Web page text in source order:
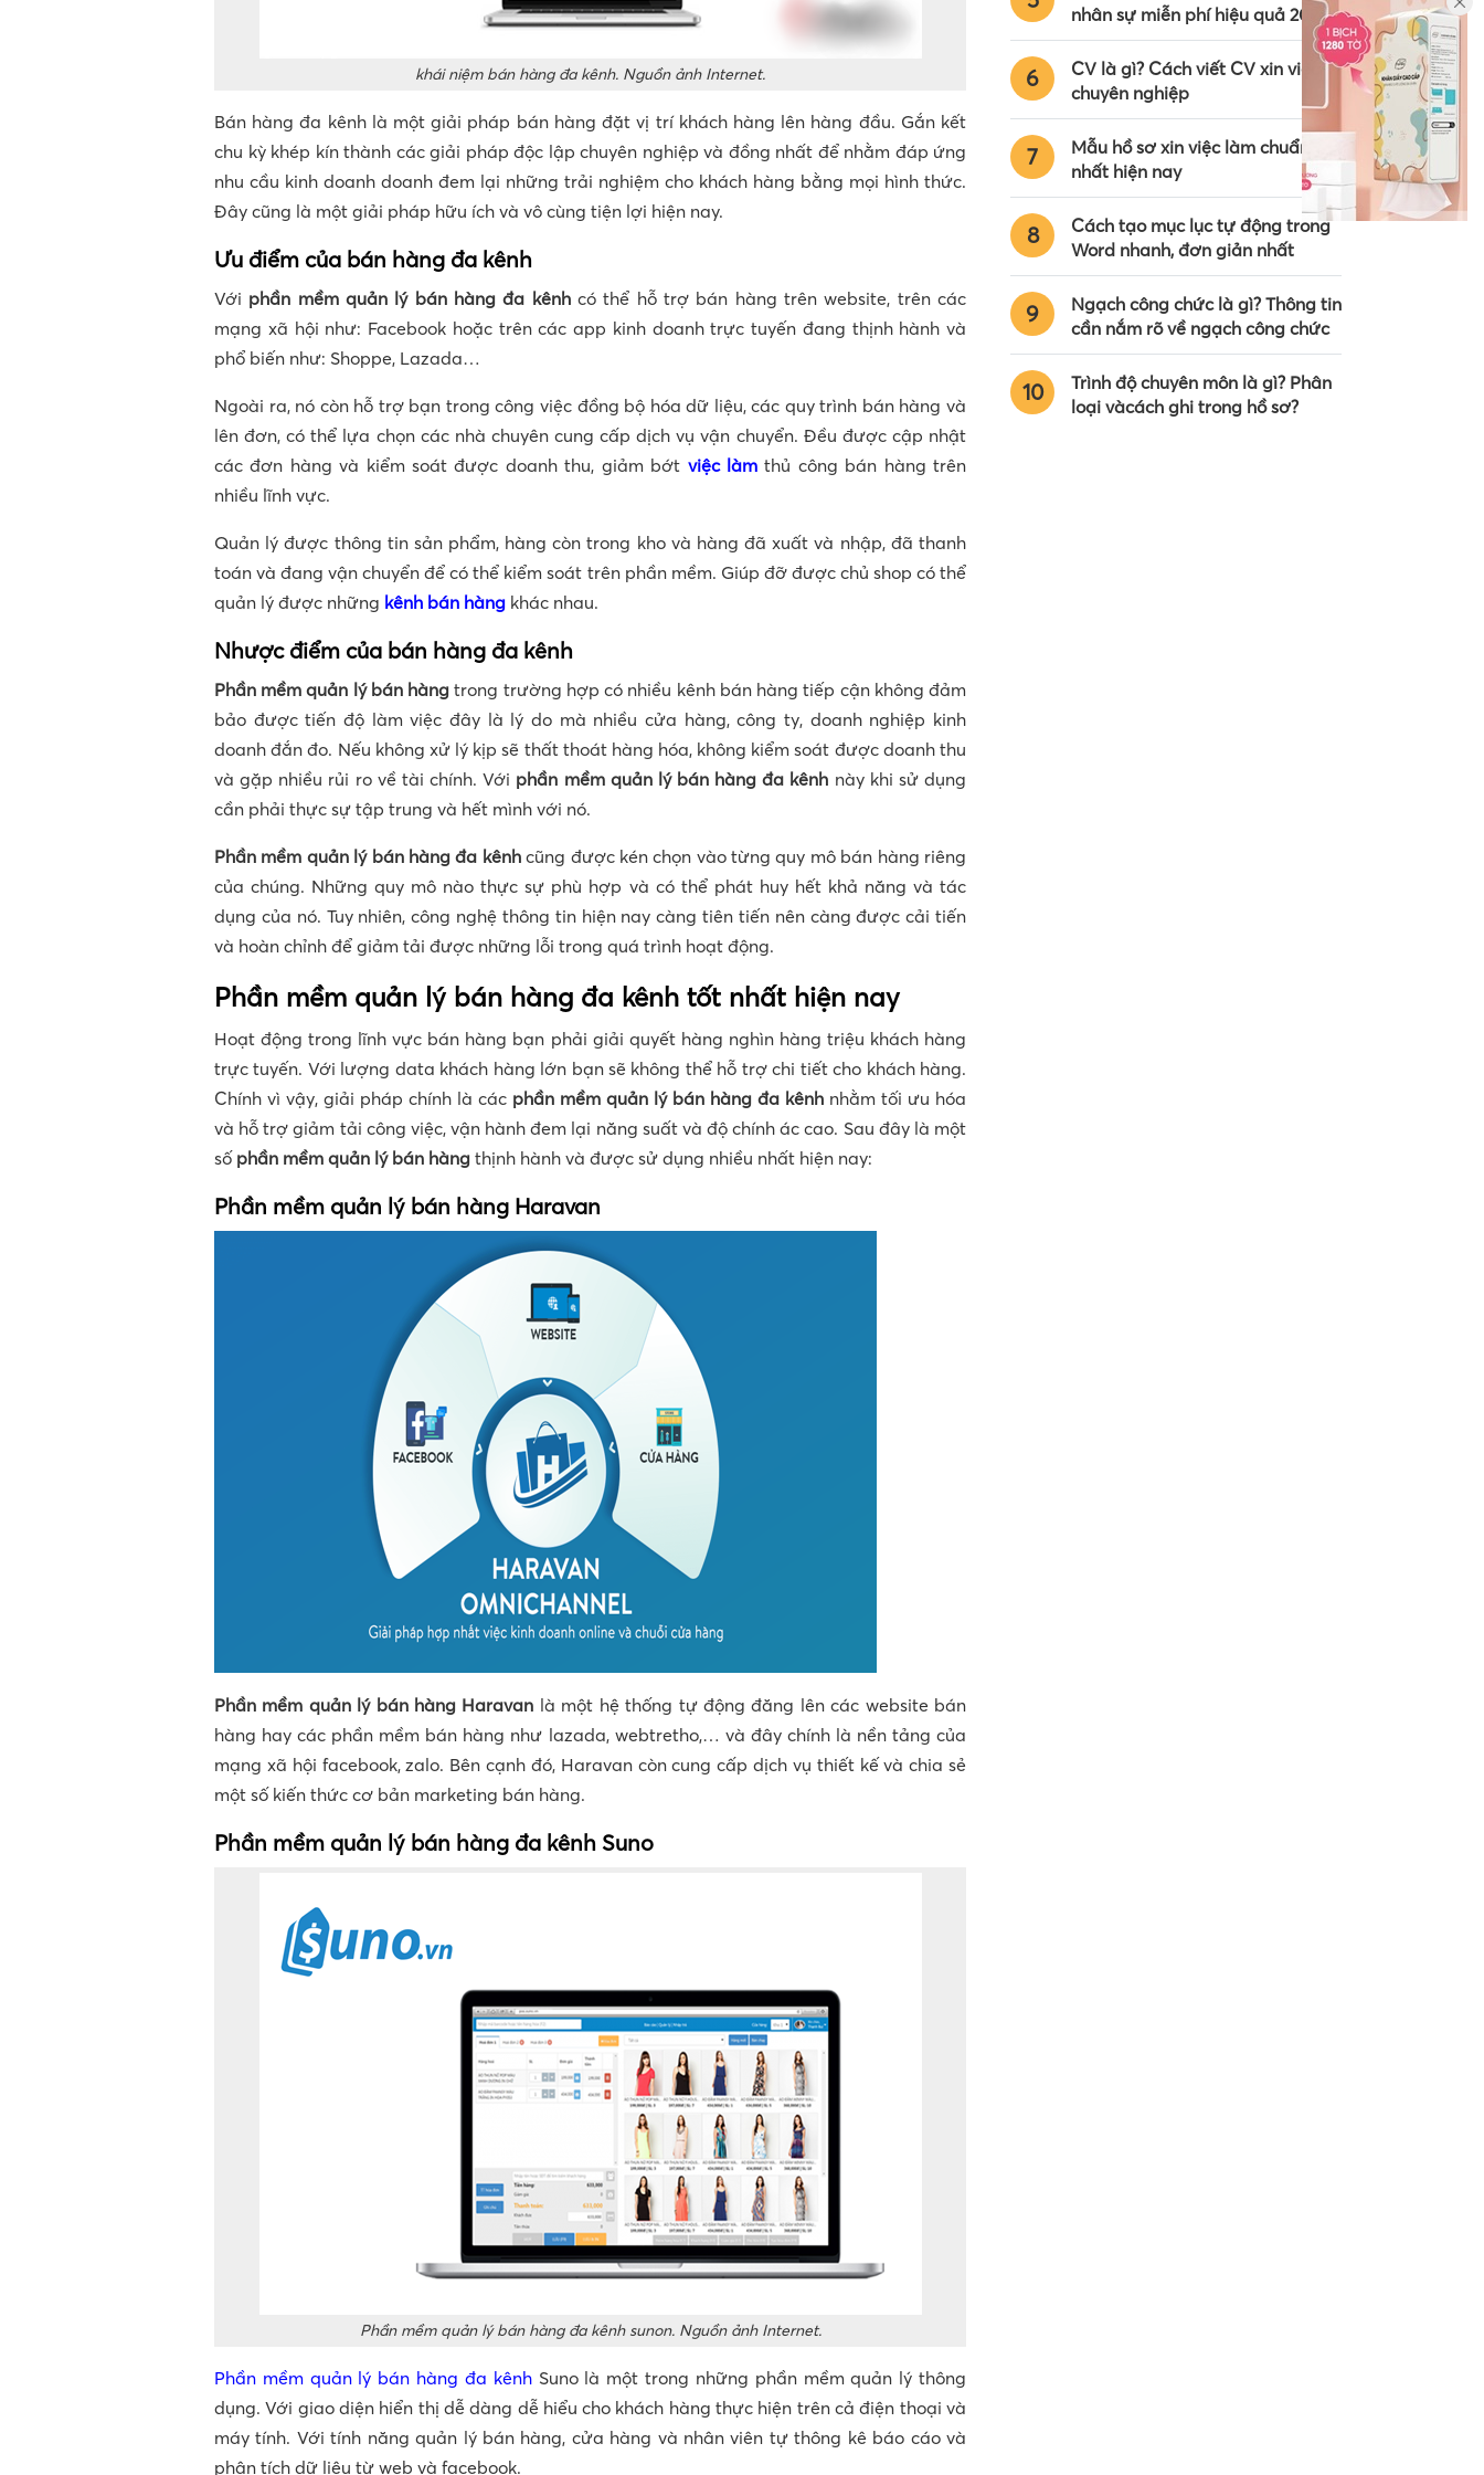
khái niệm bán hàng đa kênh. Nguồn ảnh Internet.
Bán hàng đa kênh là một giải pháp bán hàng đặt vị trí khách hàng lên hàng đầu. Gắn kết
chu kỳ khép kín thành các giải pháp độc lập chuyên nghiệp và đồng nhất để nhằm đáp ứng
nhu cầu kinh doanh doanh đem lại những trải nghiệm cho khách hàng bằng mọi hình thức.
Đây cũng là một giải pháp hữu ích và vô cùng tiện lợi hiện nay.
Ưu điểm của bán hàng đa kênh
Với phần mềm quản lý bán hàng đa kênhcó thể hỗ trợ bán hàng trên website, trên các
mạng xã hội như: Facebook hoặc trên các app kinh doanh trực tuyến đang thịnh hành và
phổ biến như: Shoppe, Lazada…
Ngoài ra, nó còn hỗ trợ bạn trong công việc đồng bộ hóa dữ liệu, các quy trình bán hàng và
lên đơn, có thể lựa chọn các nhà chuyên cung cấp dịch vụ vận chuyển. Đều được cập nhật
các đơn hàng và kiểm soát được doanh thu, giảm bớt việc làmthủ công bán hàng trên
nhiều lĩnh vực.
Quản lý được thông tin sản phẩm, hàng còn trong kho và hàng đã xuất và nhập, đã thanh
toán và đang vận chuyển để có thể kiểm soát trên phần mềm. Giúp đỡ được chủ shop có thể
quản lý được những kênh bán hàng khác nhau.
Nhược điểm của bán hàng đa kênh
Phần mềm quản lý bán hàngtrong trường hợp có nhiều kênh bán hàng tiếp cận không đảm
bảo được tiến độ làm việc đây là lý do mà nhiều cửa hàng, công ty, doanh nghiệp kinh
doanh đắn đo. Nếu không xử lý kịp sẽ thất thoát hàng hóa, không kiểm soát được doanh thu
và gặp nhiều rủi ro về tài chính. Với phần mềm quản lý bán hàng đa kênh này khi sử dụng
cần phải thực sự tập trung và hết mình với nó.
Phần mềm quản lý bán hàng đa kênhcũng được kén chọn vào từng quy mô bán hàng riêng
của chúng. Những quy mô nào thực sự phù hợp và có thể phát huy hết khả năng và tác
dụng của nó. Tuy nhiên, công nghệ thông tin hiện nay càng tiên tiến nên càng được cải tiến
và hoàn chỉnh để giảm tải được những lỗi trong quá trình hoạt động.
Phần mềm quản lý bán hàng đa kênh tốt nhất hiện nay
Hoạt động trong lĩnh vực bán hàng bạn phải giải quyết hàng nghìn hàng triệu khách hàng
trực tuyến. Với lượng data khách hàng lớn bạn sẽ không thể hỗ trợ chi tiết cho khách hàng.
Chính vì vậy, giải pháp chính là các phần mềm quản lý bán hàng đa kênh nhằm tối ưu hóa
và hỗ trợ giảm tải công việc, vận hành đem lại năng suất và độ chính ác cao. Sau đây là một
số phần mềm quản lý bán hàng thịnh hành và được sử dụng nhiều nhất hiện nay:
Phần mềm quản lý bán hàng Haravan
Phần mềm quản lý bán hàng Haravan là một hệ thống tự động đăng lên các website bán
hàng hay các phần mềm bán hàng như lazada, webtretho,… và đây chính là nền tảng của
mạng xã hội facebook, zalo. Bên cạnh đó, Haravan còn cung cấp dịch vụ thiết kế và chia sẻ
một số kiến thức cơ bản marketing bán hàng.
Phần mềm quản lý bán hàng đa kênh Suno
Phần mềm quản lý bán hàng đa kênh sunon. Nguồn ảnh Internet.
Phần mềm quản lý bán hàng đa kênh Suno là một trong những phần mềm quản lý thông
dụng. Với giao diện hiển thị dễ dàng dễ hiểu cho khách hàng thực hiện trên cả điện thoại và
máy tính. Với tính năng quản lý bán hàng, cửa hàng và nhân viên tự thông kê báo cáo và
phân tích dữ liệu từ web và facebook.
nhân sự miễn phí hiệu quả 2024
6
CV là gì? Cách viết CV xin việc
chuyên nghiệp
7
Mẫu hồ sơ xin việc làm chuẩn
nhất hiện nay
8
Cách tạo mục lục tự động trong
Word nhanh, đơn giản nhất
9
Ngạch công chức là gì? Thông tin
cần nắm rõ về ngạch công chức
10
Trình độ chuyên môn là gì? Phân
loại vàcách ghi trong hồ sơ?